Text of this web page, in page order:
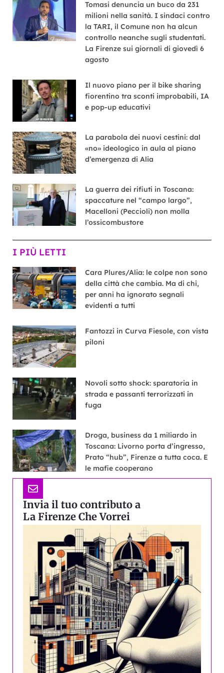
Tomasi denuncia un buco da 231
milioni nella sanità. I sindaci contro
la TARI, il Comune non ha alcun
controllo neanche sugli studentati.
La Firenze sui giornali di giovedì 6
agosto
Il nuovo piano per il bike sharing
fiorentino tra sconti improbabili, IA
e pop-up educativi
La parabola dei nuovi cestini: dal
«no» ideologico in aula al piano
d’emergenza di Alia
La guerra dei rifiuti in Toscana:
spaccature nel “campo largo”,
Macelloni (Peccioli) non molla
l’ossicombustore
I PIÙ LETTI
Cara Plures/Alia: le colpe non sono
della città che cambia. Ma di chi,
per anni ha ignorato segnali
evidenti a tutti
Fantozzi in Curva Fiesole, con vista
piloni
Novoli sotto shock: sparatoria in
strada e passanti terrorizzati in
fuga
Droga, business da 1 miliardo in
Toscana: Livorno porta d’ingresso,
Prato “hub”, Firenze a tutta coca. E
le mafie cooperano
Invia il tuo contributo a
La Firenze Che Vorrei